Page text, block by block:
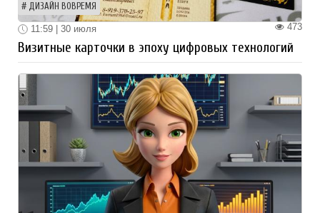
ДИЗАЙН ВОВРЕМЯ
473
11:59 | 30 июля
Визитные карточки в эпоху цифровых технологий